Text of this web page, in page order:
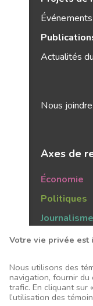
Événements
Actualités
Nous joindre
Axes de
Économie
Politiques
Journalisme
Publics
Votre vie privée est
Nous utilisons des
navigation, fournir
trafic. En cliquant sur «
l’utilisation des